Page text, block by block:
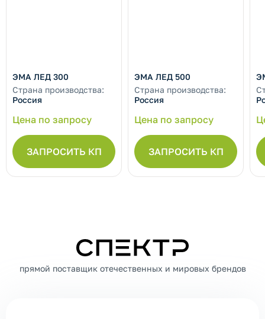
ЭМА ЛЕД 300
Страна производства:
Россия
Цена по запросу
ЗАПРОСИТЬ КП
ЭМА ЛЕД 500
Страна производства:
Россия
Цена по запросу
ЗАПРОСИТЬ КП
СПЕКТР
прямой поставщик отечественных и мировых брендов